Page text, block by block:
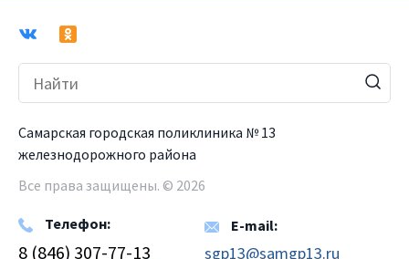
Самарская городская поликлиника № 13
железнодорожного района
Все права защищены. © 2026
Телефон:
8 (846) 307-77-13
E-mail:
sgp13@samgp13.ru